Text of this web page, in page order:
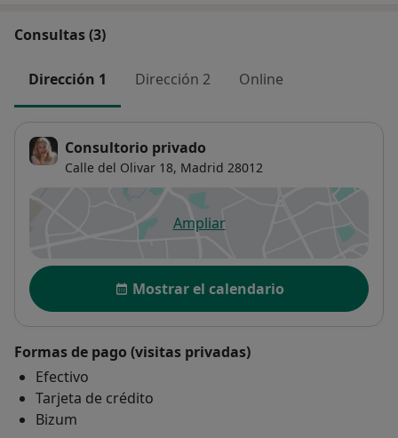
Consultas (3)
Dirección 1 Dirección 2 Online
Consultorio privado
Calle del Olivar 18, Madrid 28012
Ampliarse abre en una nueva
Disponibilidad
Mostrar el calendario
Formas de pago (visitas privadas)
Efectivo
Tarjeta de crédito
Bizum